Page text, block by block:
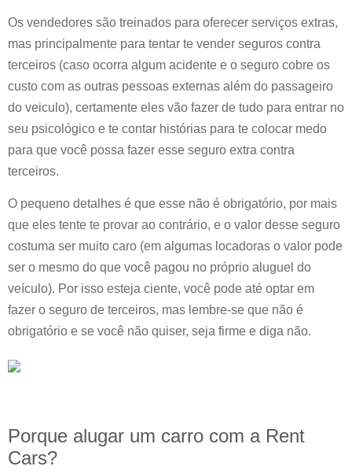
Os vendedores são treinados para oferecer serviços extras,
mas principalmente para tentar te vender seguros contra
terceiros (caso ocorra algum acidente e o seguro cobre os
custo com as outras pessoas externas além do passageiro
do veiculo), certamente eles vão fazer de tudo para entrar no
seu psicológico e te contar histórias para te colocar medo
para que você possa fazer esse seguro extra contra
terceiros.
O pequeno detalhes é que esse não é obrigatório, por mais
que eles tente te provar ao contrário, e o valor desse seguro
costuma ser muito caro (em algumas locadoras o valor pode
ser o mesmo do que você pagou no próprio aluguel do
veículo). Por isso esteja ciente, você pode até optar em
fazer o seguro de terceiros, mas lembre-se que não é
obrigatório e se você não quiser, seja firme e diga não.
Porque alugar um carro com a Rent
Cars?